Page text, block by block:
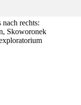
rechts:
Skoworonek